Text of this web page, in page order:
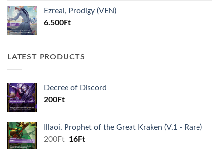
Ezreal, Prodigy (VEN)
6.500Ft
LATEST PRODUCTS
Decree of Discord
200Ft
Illaoi, Prophet of the Great Kraken (V.1 - Rare)
200Ft
Original
16FtCurrent